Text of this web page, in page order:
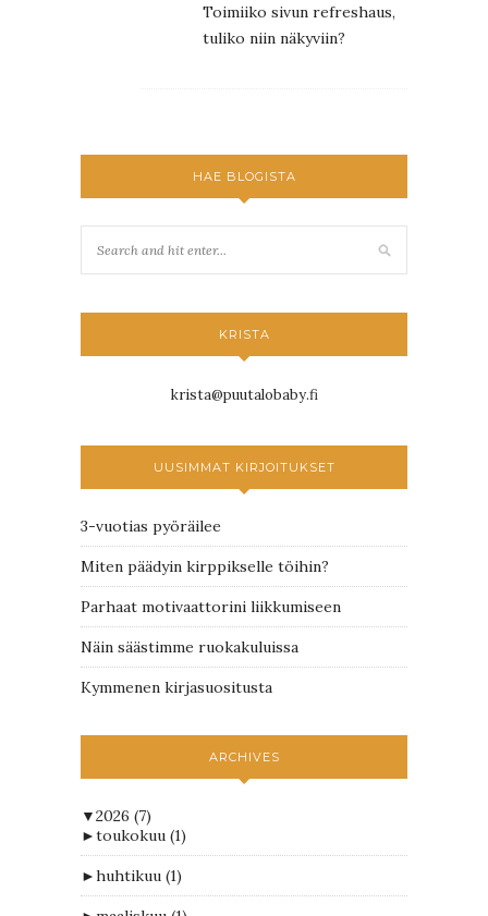
Toimiiko sivun refreshaus,
tuliko niin näkyviin?
HAE BLOGISTA
KRISTA
krista@puutalobaby.fi
UUSIMMAT KIRJOITUKSET
3-vuotias pyöräilee
Miten päädyin kirppikselle töihin?
Parhaat motivaattorini liikkumiseen
Näin säästimme ruokakuluissa
Kymmenen kirjasuositusta
ARCHIVES
▼2026 (7)
►toukokuu (1)
►huhtikuu (1)